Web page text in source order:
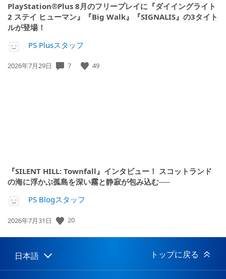
PlayStation®Plus 8月のフリープレイに『ダイイングライト
2 ステイ ヒューマン』『Big Walk』『SIGNALIS』の3タイト
ルが登場！
PS Plusスタッフ
公
2026年7月29日 7 49
『SILENT HILL: Townfall』インタビュー！ スコットランド
の海に浮かぶ孤島を深い霧と静寂が包み込む──
PS Blogスタッフ
公
日:
2026年7月31日 20
Select
Current
日本語 トップに戻る